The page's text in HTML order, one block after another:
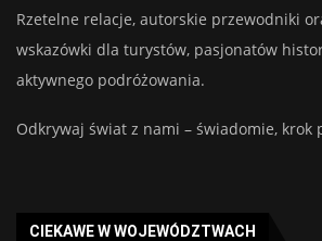
Rzetelne relacje, autorskie przewodniki
wskazówki dla turystów, pasjonatów
aktywnego podróżowania.
Odkrywaj świat z nami – świadomie, krok
CIEKAWE W WOJEWÓDZTWACH